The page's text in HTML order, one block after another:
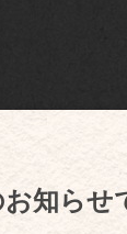
知らせ